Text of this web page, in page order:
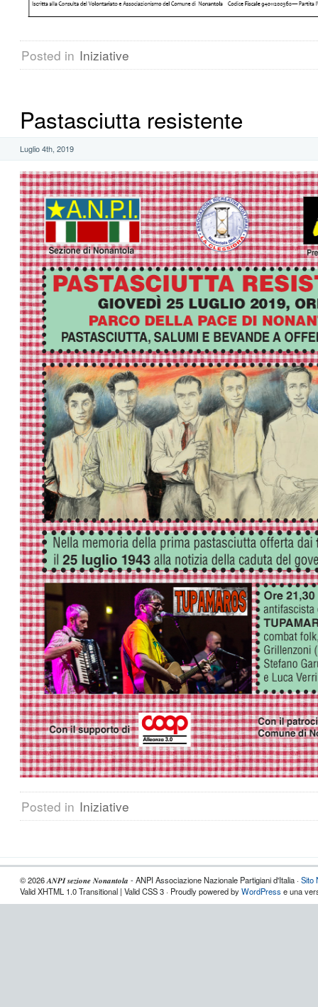
Posted in Iniziative
Pastasciutta resistente
Luglio 4th, 2019
Posted in Iniziative
© 2026 𝑨𝑵𝑷𝑰 𝒔𝒆𝒛𝒊𝒐𝒏𝒆 𝑵𝒐𝒏𝒂𝒏𝒕𝒐𝒍𝒂 - ANPI Associazione Nazionale Partigiani d'Italia · Sito
Valid XHTML 1.0 Transitional | Valid CSS 3 · Proudly powered byWordPress e una